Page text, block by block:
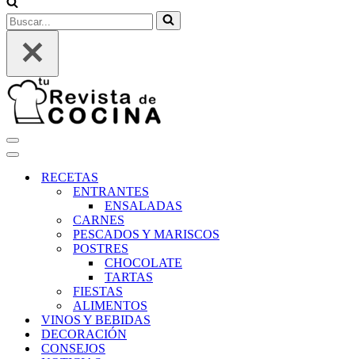
Buscar...
Menú
de
Menú
navegaciónRECETAS
ENTRANTES
ENSALADAS
CARNES
PESCADOS Y MARISCOS
POSTRES
CHOCOLATE
TARTAS
FIESTAS
ALIMENTOS
VINOS Y BEBIDAS
DECORACIÓN
CONSEJOS